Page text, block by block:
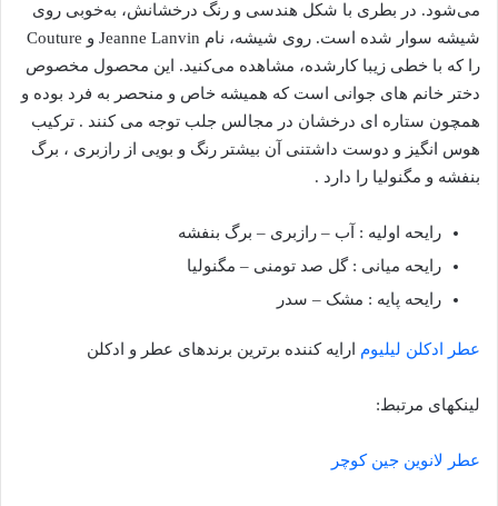
می‌شود. در بطری با شکل هندسی و رنگ درخشانش، به‌خوبی روی
شیشه سوار شده است. روی شیشه، نام Jeanne Lanvin و Couture
را که با خطی زیبا کارشده، مشاهده می‌کنید. این محصول مخصوص
دختر خانم های جوانی است که همیشه خاص و منحصر به فرد بوده و
همچون ستاره ای درخشان در مجالس جلب توجه می کنند . ترکیب
هوس انگیز و دوست داشتنی آن بیشتر رنگ و بویی از رازبری ، برگ
بنفشه و مگنولیا را دارد .
رایحه اولیه : آب – رازبری – برگ بنفشه
رایحه میانی : گل صد تومنی – مگنولیا
رایحه پایه : مشک – سدر
عطر ادکلن لیلیوم ارایه کننده برترین برندهای عطر و ادکلن
لینکهای مرتبط:
عطر لانوین جین کوچر